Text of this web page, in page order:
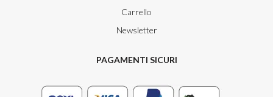
Carrello
Newsletter
PAGAMENTI SICURI